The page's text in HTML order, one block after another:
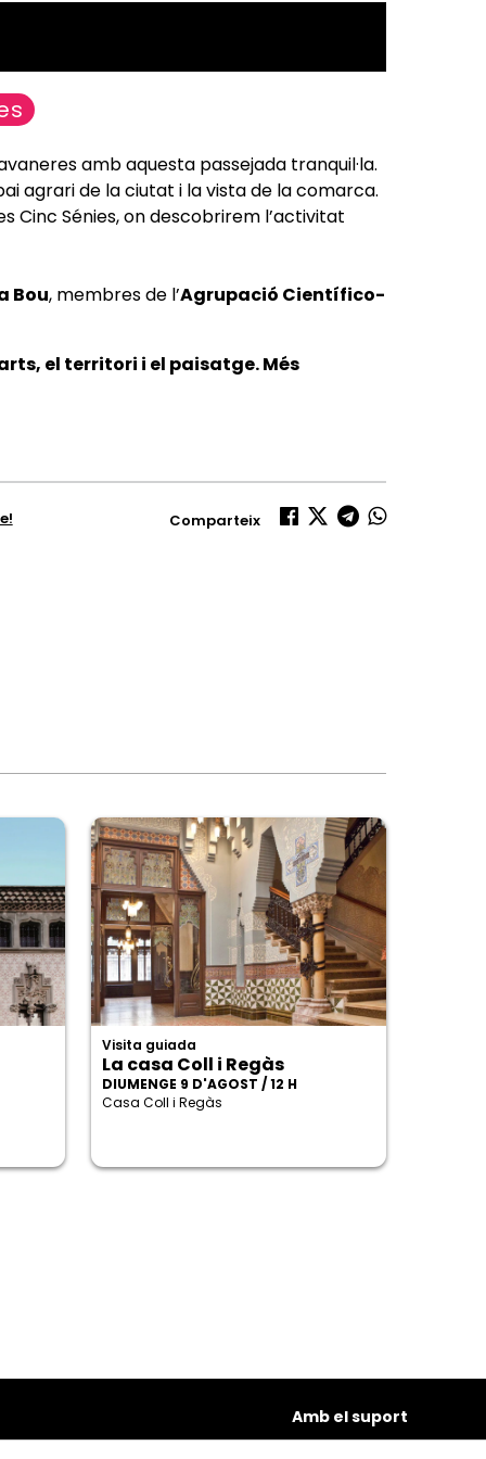
amb aquesta passejada tranquil·la.
agrari de la ciutat i la vista de la comarca.
Cinc Sénies, on descobrirem l’activitat
Bou, membres de l’Agrupació Científico-
el territori i el paisatge. Més
Comparteix
Visita guiada
La casa Coll i Regàs
DIUMENGE 9 D'AGOST / 12 H
Casa Coll i Regàs
Amb el suport